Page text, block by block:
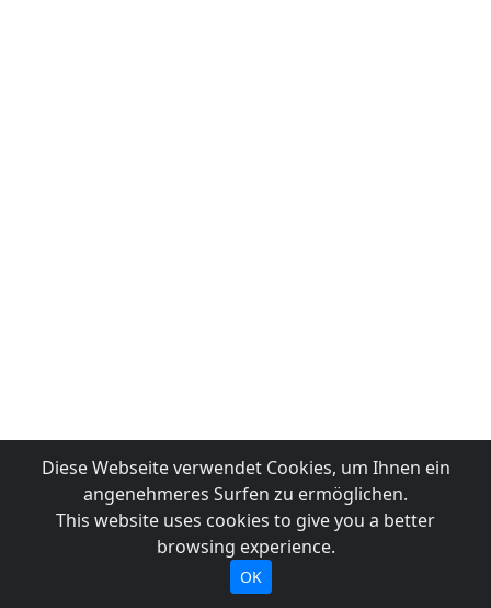
Diese Webseite verwendet Cookies, um Ihnen ein
angenehmeres Surfen zu ermöglichen.
This website uses cookies to give you a better
browsing experience.
OK